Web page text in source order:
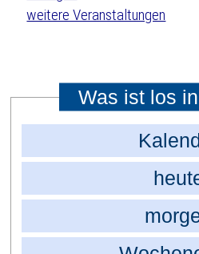
weitere Veranstaltungen
Was ist los